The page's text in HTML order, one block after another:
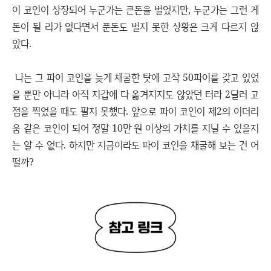
이 코인이 상장되어 누군가는 큰돈을 벌었지만, 누군가는 그런 게
돈이 될 리가 없다면서 푼돈도 벌지 못한 상황은 크게 다르지 않
았다.
나는 그 파이 코인을 늦게 채굴한 탓에 고작 50파이를 갖고 있었
을 뿐만 아니라 아직 지갑에 다 옮겨지지도 않았던 터라 2달러 고
점을 찍었을 때도 팔지 못했다. 앞으로 파이 코인이 제2의 이더리
움 같은 코인이 되어 정말 10만 원 이상의 가치를 지닐 수 있을지
는 알 수 없다. 하지만 지금이라도 파이 코인을 채굴해 보는 건 어
떨까?